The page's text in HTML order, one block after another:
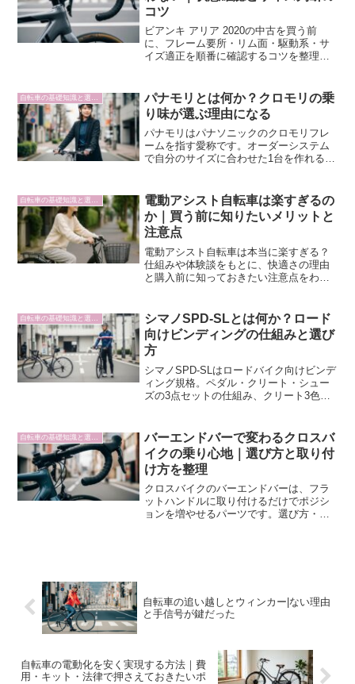
コツ
ビアンキ アリア 2020の中古を買う前
に、フレーム要所・リム面・駆動系・サ
イズ適正を順番に確認するコツを整理。
パナモリとは何か？クロモリの乗
り味が選ぶ理由になる
パナモリはパナソニックのクロモリフレ
ームを指す愛称です。オーダーシステム
で自分のサイズに合わせた1台を作れる理
自転車の基礎知識と選び方
電動アシスト自転車は楽すぎるの
か｜買う前に知りたいメリットと
注意点
電動アシスト自転車は本当に楽すぎる？
仕組みや体験談をもとに、快適さの理由
と購入前に知っておきたい注意点をわか
自転車の基礎知識と選び方
シマノSPD-SLとは何か？ロード
向けビンディングの仕組みと選び
方
シマノSPD-SLはロードバイク向けビンデ
ィング規格。ペダル・クリート・シュー
ズの3点セットの仕組み、クリート3色の
バーエンドバーで変わるクロスバ
イクの乗り心地｜選び方と取り付
け方を整理
クロスバイクのバーエンドバーは、フラ
ットハンドルに取り付けるだけでポジシ
ョンを増やせるパーツです。選び方・取
自転車の追い越しとウィンカー|ない理由
と手信号が鍵だった
自転車の電動化を安く実現する方法｜費
用・キット・法律で押さえておきたいポ